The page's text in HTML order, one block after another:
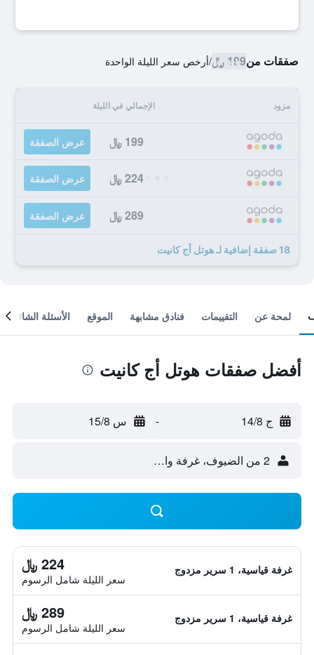
صفقات من199 ﷼ /أرخص سعر الليلة الواحدة
مزود الإجمالي في الليلة
199 ﷼ عرض الصفقة
224 ﷼ عرض الصفقة
289 ﷼ عرض الصفقة
18 صفقة إضافية لـ هوتل أج كانيت
لمحة عن التقييمات فنادق مشابهة الموقع الأسئلة الشائعة
أفضل صفقات هوتل أج كانيت
ج 14/8 - س 15/8
2 من الضيوف، غرفة واحدة
غرفة قياسية، 1 سرير مزدوج 224 ﷼
سعر الليلة شامل الرسوم
غرفة قياسية، 1 سرير مزدوج 289 ﷼
سعر الليلة شامل الرسوم